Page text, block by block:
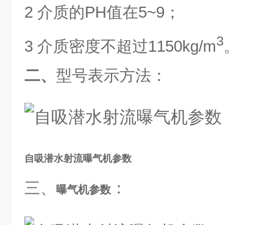
2 介质的PH值在5~9；
3 介质密度不超过1150kg/m3。
二、 型号表示方法：
自吸潜水射流曝气机参数
三、 曝气机参数 ：